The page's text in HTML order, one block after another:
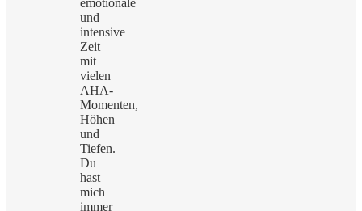
emotionale
und
intensive
Zeit
mit
vielen
AHA-
Momenten,
Höhen
und
Tiefen.
Du
hast
mich
immer